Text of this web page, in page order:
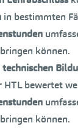
in bestimmten
können.
bewertet
können.